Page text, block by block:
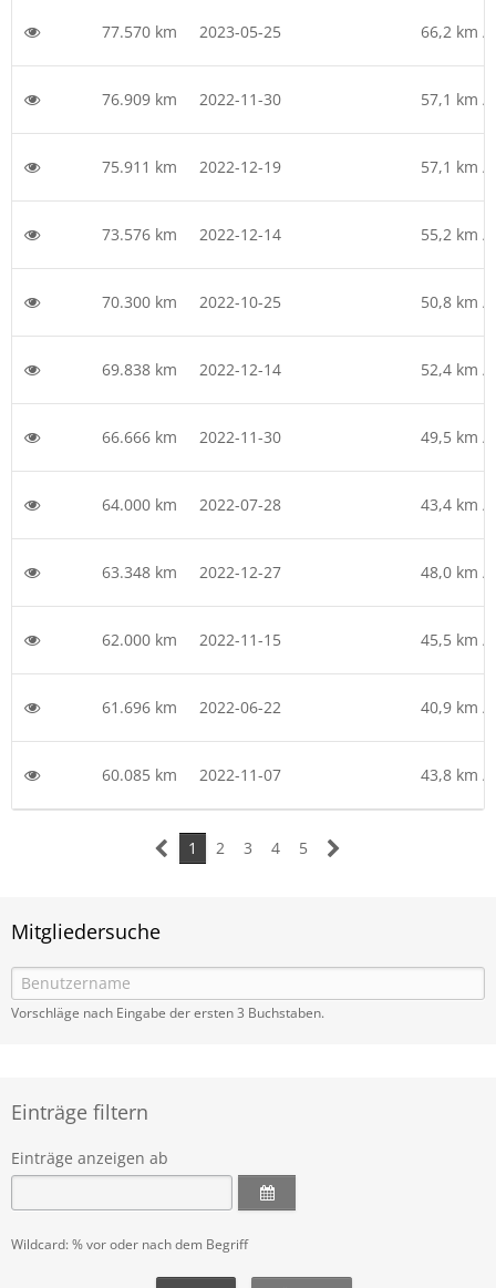
77.570 km 2023-05-25 66,2 km /
76.909 km 2022-11-30 57,1 km /
75.911 km 2022-12-19 57,1 km /
73.576 km 2022-12-14 55,2 km /
70.300 km 2022-10-25 50,8 km /
69.838 km 2022-12-14 52,4 km /
66.666 km 2022-11-30 49,5 km /
64.000 km 2022-07-28 43,4 km /
63.348 km 2022-12-27 48,0 km /
62.000 km 2022-11-15 45,5 km /
61.696 km 2022-06-22 40,9 km /
60.085 km 2022-11-07 43,8 km /
1 2 3 4 5
Mitgliedersuche
Vorschläge nach Eingabe der ersten 3 Buchstaben.
Einträge filtern
Einträge anzeigen ab
Wildcard: % vor oder nach dem Begriff